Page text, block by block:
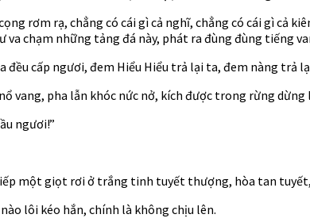
rơm rạ, chẳng có cái gì cả nghĩ, chẳng có cái gì cả
chạm những tảng đá này, phát ra đùng đùng tiếng
cấp ngươi, đem Hiểu Hiểu trả lại ta, đem nàng trả
pha lẫn khóc nức nở, kích được trong rừng dừng
ngươi!”
một giọt rơi ở trắng tinh tuyết thượng, hòa tan
lôi kéo hắn, chính là không chịu lên.